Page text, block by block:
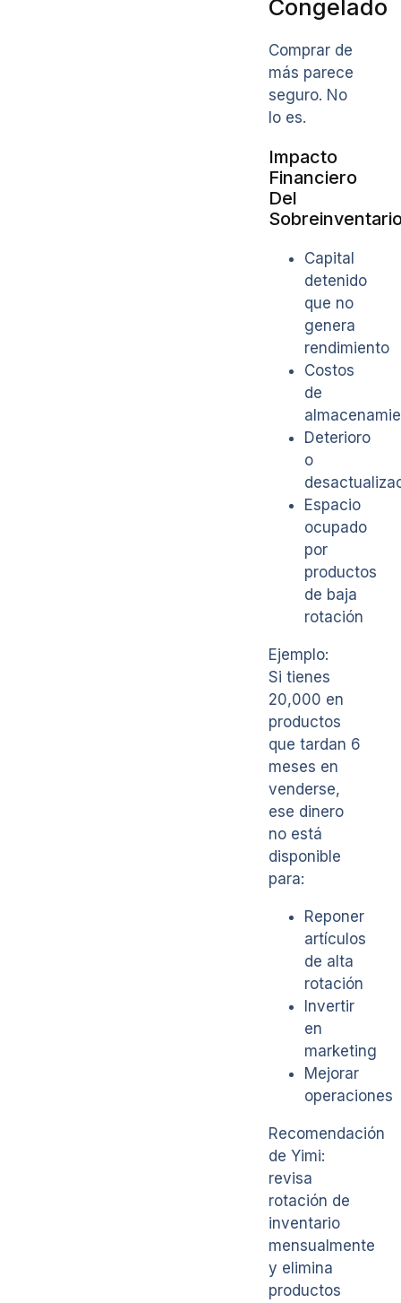
Congelado
Comprar de
más parece
seguro. No
lo es.
Impacto
Financiero
Del
Capital
detenido
que no
genera
rendimiento
Costos
de
Deterioro
o
Espacio
ocupado
por
productos
de baja
rotación
Ejemplo:
Si tienes
20,000 en
productos
que tardan 6
meses en
venderse,
ese dinero
no está
disponible
para:
Reponer
artículos
de alta
rotación
Invertir
en
marketing
Mejorar
operaciones
Recomendación
de Yimi:
revisa
rotación de
inventario
mensualmente
y elimina
productos